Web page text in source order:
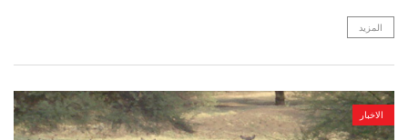
المزيد
الاخبار